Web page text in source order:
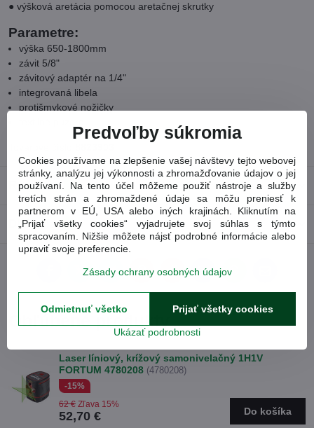
● výšková aretácia pomocou aretačnej skrutky
Parametre:
výška 650-1800mm
závit 5/8"
závitový adaptér na 1/4"
integrovaná libela
protišmykové nožičky
Recenzie 0
Diskusia 0
FacebookTwitterBlueskyPinterestReddit LinkedIn
Obľúbené produkty
Laser líniový, krížový samonivelačný 1H1V
FORTUM 4780208 (4780208)
-15%
52,70 €
62 € Zľava 15%
Do košíka
Predvoľby súkromia
Cookies používame na zlepšenie vašej návštevy tejto webovej
stránky, analýzu jej výkonnosti a zhromažďovanie údajov o jej
používaní. Na tento účel môžeme použiť nástroje a služby
tretích strán a zhromaždené údaje sa môžu preniesť k
partnerom v EÚ, USA alebo iných krajinách. Kliknutím na
„Prijať všetky cookies“ vyjadrujete svoj súhlas s týmto
spracovaním. Nižšie môžete nájsť podrobné informácie alebo
upraviť svoje preferencie.
Zásady ochrany osobných údajov
Ukázať podrobnosti
Prijať všetky cookies
Odmietnuť všetko